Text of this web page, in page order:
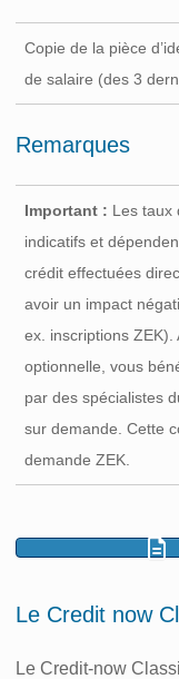
Copie de la pièce
de salaire (des 3
Remarques
Important : Les taux
indicatifs et
crédit effectuées
avoir un impact
ex. inscriptions ZEK).
optionnelle, vous
par des spécialistes
sur demande. Cette
demande ZEK.
Le Credit now
Le Credit-now